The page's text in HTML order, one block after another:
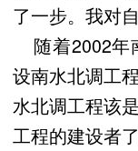
了一步。我对
随着2002年
设南水北调工
水北调工程该
工程的建设者了